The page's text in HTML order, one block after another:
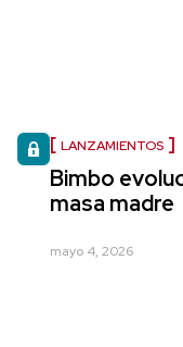
LANZAMIENTOS
Bimbo
masa madre
mayo 4, 2026